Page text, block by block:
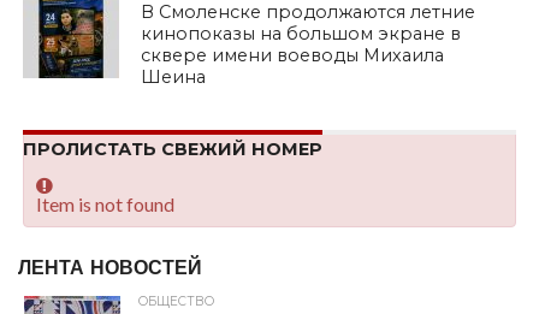
В Смоленске продолжаются летние
кинопоказы на большом экране в
сквере имени воеводы Михаила
Шеина
ПРОЛИСТАТЬ СВЕЖИЙ НОМЕР
Item is not found
ЛЕНТА НОВОСТЕЙ
ОБЩЕСТВО